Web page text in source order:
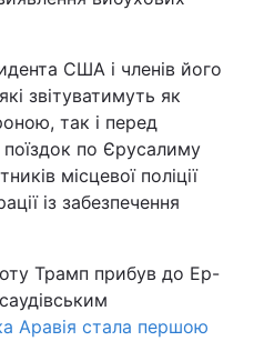
США і членів його
звітуватимуть як
так і перед
по Єрусалиму
місцевої поліції
із забезпечення
Трамп прибув до Ер-
Аравія стала першою